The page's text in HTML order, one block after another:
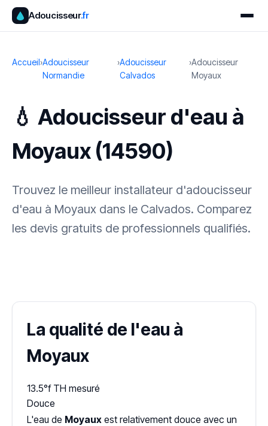
Adoucisseur.fr
Accueil›Adoucisseur
Normandie
›Adoucisseur
Calvados
›Adoucisseur
Moyaux
💧 Adoucisseur d'eau à
Moyaux (14590)
Trouvez le meilleur installateur d'adoucisseur
d'eau à Moyaux dans le Calvados. Comparez
les devis gratuits de professionnels qualifiés.
La qualité de l'eau à
Moyaux
13.5°f TH mesuré
Douce
L'eau de Moyaux est relativement douce avec un